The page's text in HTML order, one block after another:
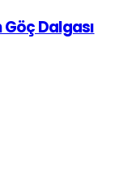
Dalgası